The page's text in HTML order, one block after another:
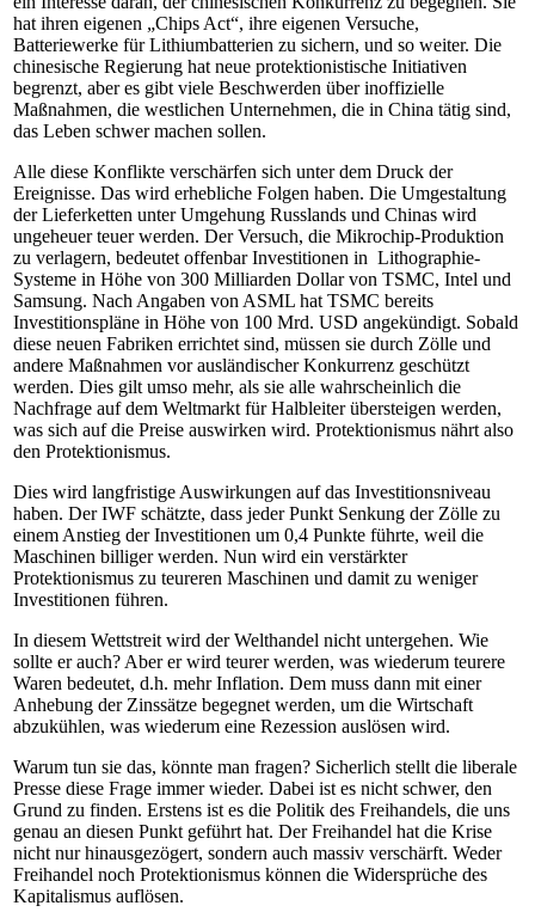
hat ihren eigenen „Chips Act“, ihre eigenen Versuche,
Batteriewerke für Lithiumbatterien zu sichern, und so weiter. Die
chinesische Regierung hat neue protektionistische Initiativen
begrenzt, aber es gibt viele Beschwerden über inoffizielle
Maßnahmen, die westlichen Unternehmen, die in China tätig sind,
das Leben schwer machen sollen.
Alle diese Konflikte verschärfen sich unter dem Druck der
Ereignisse. Das wird erhebliche Folgen haben. Die Umgestaltung
der Lieferketten unter Umgehung Russlands und Chinas wird
ungeheuer teuer werden. Der Versuch, die Mikrochip-Produktion
zu verlagern, bedeutet offenbar Investitionen in Lithographie-
Systeme in Höhe von 300 Milliarden Dollar von TSMC, Intel und
Samsung. Nach Angaben von ASML hat TSMC bereits
Investitionspläne in Höhe von 100 Mrd. USD angekündigt. Sobald
diese neuen Fabriken errichtet sind, müssen sie durch Zölle und
andere Maßnahmen vor ausländischer Konkurrenz geschützt
werden. Dies gilt umso mehr, als sie alle wahrscheinlich die
Nachfrage auf dem Weltmarkt für Halbleiter übersteigen werden,
was sich auf die Preise auswirken wird. Protektionismus nährt also
den Protektionismus.
Dies wird langfristige Auswirkungen auf das Investitionsniveau
haben. Der IWF schätzte, dass jeder Punkt Senkung der Zölle zu
einem Anstieg der Investitionen um 0,4 Punkte führte, weil die
Maschinen billiger werden. Nun wird ein verstärkter
Protektionismus zu teureren Maschinen und damit zu weniger
Investitionen führen.
In diesem Wettstreit wird der Welthandel nicht untergehen. Wie
sollte er auch? Aber er wird teurer werden, was wiederum teurere
Waren bedeutet, d.h. mehr Inflation. Dem muss dann mit einer
Anhebung der Zinssätze begegnet werden, um die Wirtschaft
abzukühlen, was wiederum eine Rezession auslösen wird.
Warum tun sie das, könnte man fragen? Sicherlich stellt die liberale
Presse diese Frage immer wieder. Dabei ist es nicht schwer, den
Grund zu finden. Erstens ist es die Politik des Freihandels, die uns
genau an diesen Punkt geführt hat. Der Freihandel hat die Krise
nicht nur hinausgezögert, sondern auch massiv verschärft. Weder
Freihandel noch Protektionismus können die Widersprüche des
Kapitalismus auflösen.